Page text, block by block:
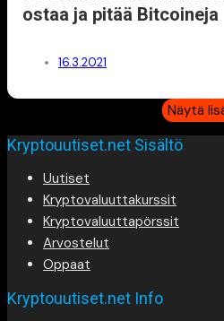
ostaa ja pitää Bitcoineja
16.3.2021
Näytä
Kryptouutiset.net Sisältö
Uutiset
Kryptovaluuttakurssit
Kryptovaluuttapörssit
Arvostelut
Oppaat
Kryptouutiset.net Info